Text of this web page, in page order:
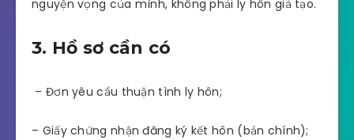
nguyện vọng của mình, không phải ly hôn giả tạo.
3. Hồ sơ cần có
– Đơn yêu cầu thuận tình ly hôn;
– Giấy chứng nhận đăng ký kết hôn (bản chính);